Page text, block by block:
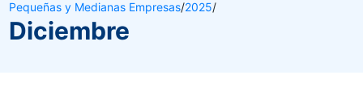
Pequeñas y Medianas Empresas/2025/
Diciembre